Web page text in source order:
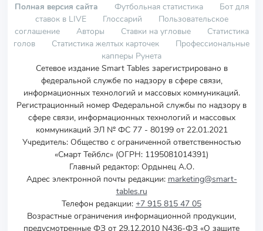
Полная версия сайта Футбольная статистика
Бот для
ставок в LIVE
Глоссарий
Пользовательское
соглашение
Авторы Ставки на угловые
Статистика
голов
Статистика желтых карточек
Профессиональные
капперы Рунета
Сетевое издание Smart Tables зарегистрировано в
федеральной службе по надзору в сфере связи,
информационных технологий и массовых коммуникаций.
Регистрационный номер Федеральной службы по надзору в
сфере связи, информационных технологий и массовых
коммуникаций ЭЛ № ФС 77 - 80199 от 22.01.2021
Учредитель: Общество с ограниченной ответственностью
«Смарт Тейблс» (ОГРН: 1195081014391)
Главный редактор: Ордынец А.О.
Адрес электронной почты редакции: marketing@smart-
tables.ru
Телефон редакции: +7 915 815 47 05
Возрастные ограничения информационной продукции,
предусмотренные ФЗ от 29.12.2010 N436-ФЗ «О защите